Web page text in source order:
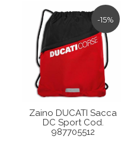
-15%
Zaino DUCATI Sacca
DC Sport Cod.
987705512